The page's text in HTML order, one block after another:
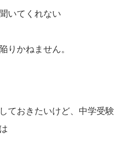
いてくれない
りかねません。
ておきたいけど、中学受験